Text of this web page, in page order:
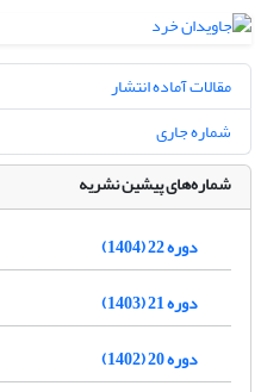
مقالات آماده انتشار
شماره جاری
شماره‌های پیشین نشریه
دوره 22 (1404)
دوره 21 (1403)
دوره 20 (1402)